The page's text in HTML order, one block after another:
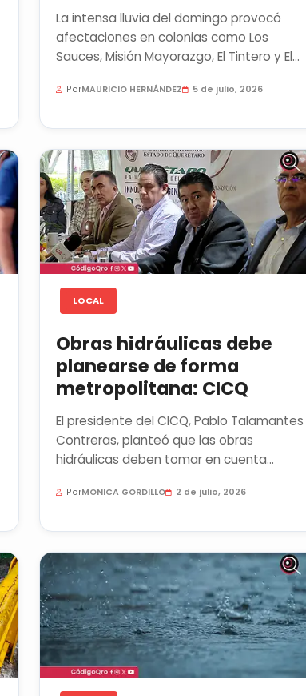
La intensa lluvia del domingo provocó
afectaciones en colonias como Los
Sauces, Misión Mayorazgo, El Tintero y El
PorMAURICIO HERNÁNDEZ 5 de julio, 2026
LOCAL
Obras hidráulicas debe
planearse de forma
metropolitana: CICQ
El presidente del CICQ, Pablo Talamantes
Contreras, planteó que las obras
hidráulicas deben tomar en cuenta
PorMONICA GORDILLO 2 de julio, 2026